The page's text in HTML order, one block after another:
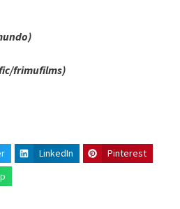
frimufilms)
LinkedIn
Pinterest